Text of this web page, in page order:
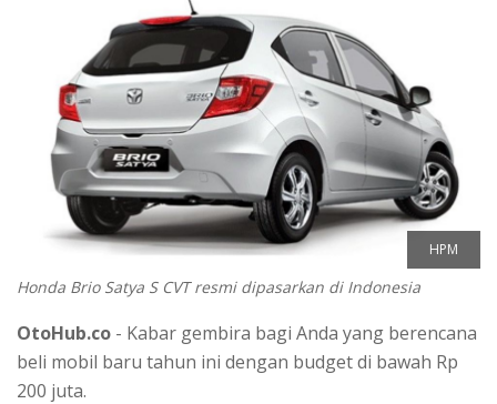
HPM
Honda Brio Satya S CVT resmi dipasarkan di Indonesia
OtoHub.co - Kabar gembira bagi Anda yang berencana
beli mobil baru tahun ini dengan budget di bawah Rp
200 juta.